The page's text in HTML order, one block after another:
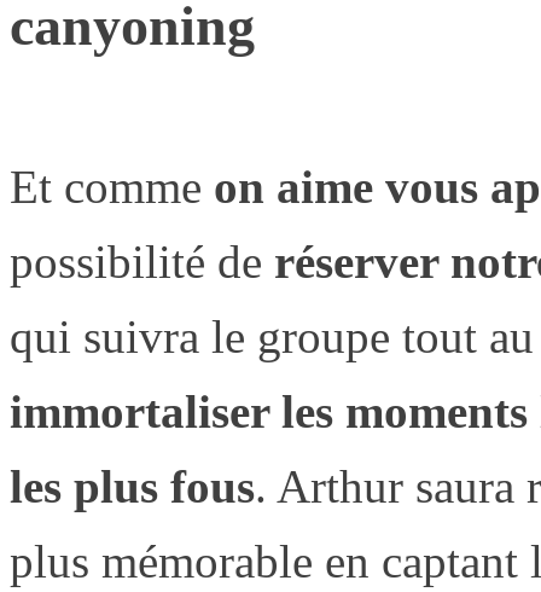
canyoning
Et comme on aime vous
possibilité de réserver
qui suivra le groupe tout
immortaliser les
les plus fous. Arthur saura
plus mémorable en